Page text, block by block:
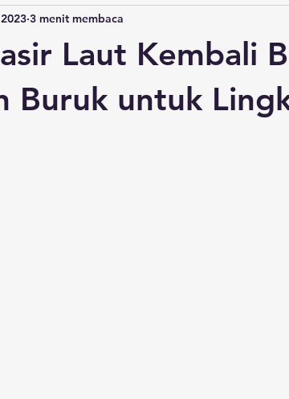
Laut Kembali
Buruk untuk
3 menit membaca